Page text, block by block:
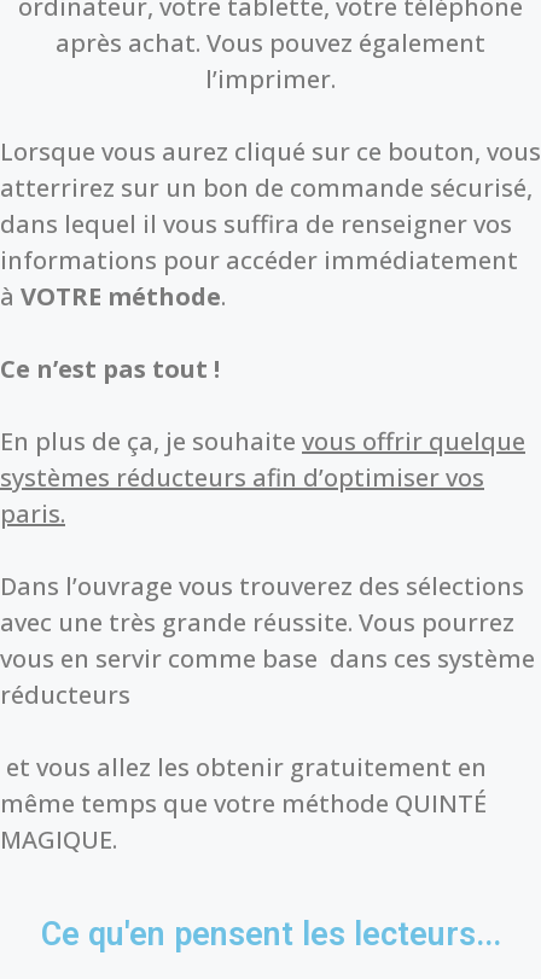
ordinateur, votre tablette, votre téléphone
après achat. Vous pouvez également
l’imprimer.
Lorsque vous aurez cliqué sur ce bouton, vous
atterrirez sur un bon de commande sécurisé,
dans lequel il vous suffira de renseigner vos
informations pour accéder immédiatement
à VOTRE méthode.
Ce n’est pas tout !
En plus de ça, je souhaite vous offrir quelque
systèmes réducteurs afin d’optimiser vos
paris.
Dans l’ouvrage vous trouverez des sélections
avec une très grande réussite. Vous pourrez
vous en servir comme base dans ces système
réducteurs
et vous allez les obtenir gratuitement en
même temps que votre méthode QUINTÉ
MAGIQUE.
Ce qu'en pensent les lecteurs...